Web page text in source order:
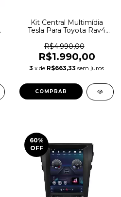
Kit Central Multimídia
Tesla Para Toyota Rav4
R$4.990,00
R$1.990,00
3 x de R$663,33 sem juros
60%
OFF